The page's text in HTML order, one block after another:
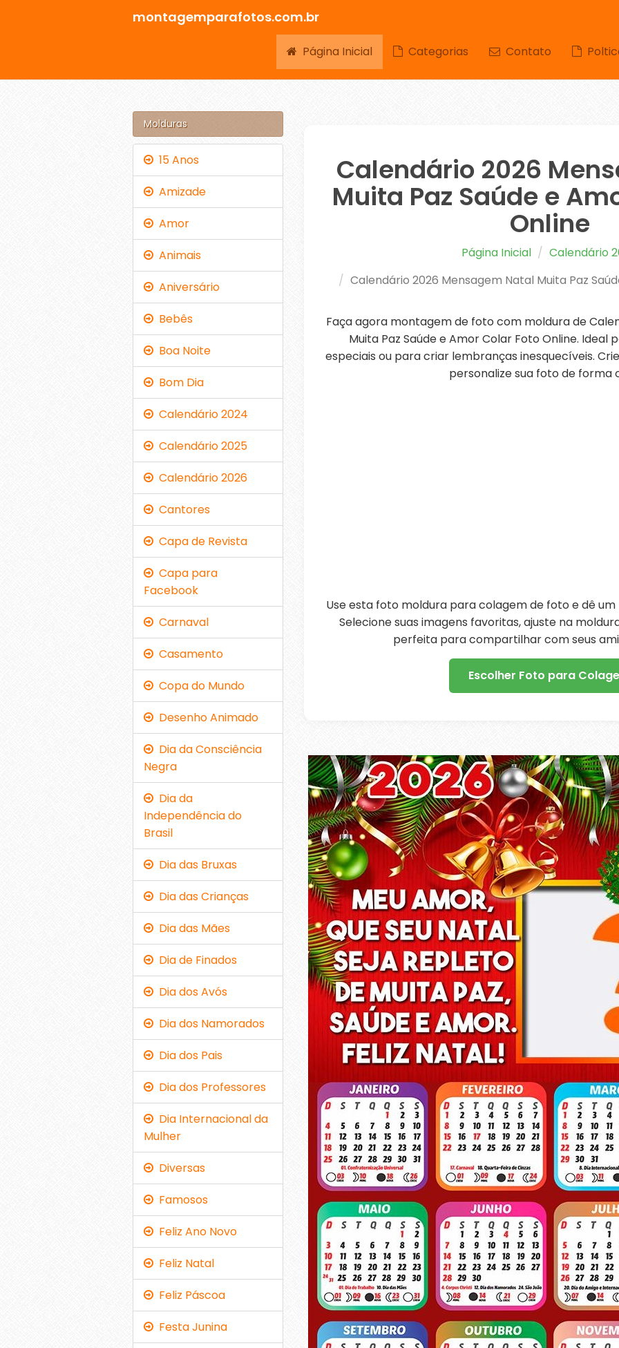
montagemparafotos.com.br
Página Inicial Categorias Contato
Calendário 2026
Muita Paz Saúde e
Online
Página Inicial
Calendário
Calendário 2026 Mensagem Natal Muita Paz
Faça agora montagem de foto com moldura de
Muita Paz Saúde e Amor Colar Foto Online.
especiais ou para criar lembranças inesquecíveis.
personalize sua foto de forma
Use esta foto moldura para colagem de foto e dê um
Selecione suas imagens favoritas, ajuste na
perfeita para compartilhar com seus
Escolher Foto para
Molduras
15 Anos
Amizade
Amor
Animais
Aniversário
Bebês
Boa Noite
Bom Dia
Calendário 2024
Calendário 2025
Calendário 2026
Cantores
Capa de Revista
Capa para
Facebook
Carnaval
Casamento
Copa do Mundo
Desenho Animado
Dia da Consciência
Negra
Dia da
Independência do
Brasil
Dia das Bruxas
Dia das Crianças
Dia das Mães
Dia de Finados
Dia dos Avós
Dia dos Namorados
Dia dos Pais
Dia dos Professores
Dia Internacional da
Mulher
Diversas
Famosos
Feliz Ano Novo
Feliz Natal
Feliz Páscoa
Festa Junina